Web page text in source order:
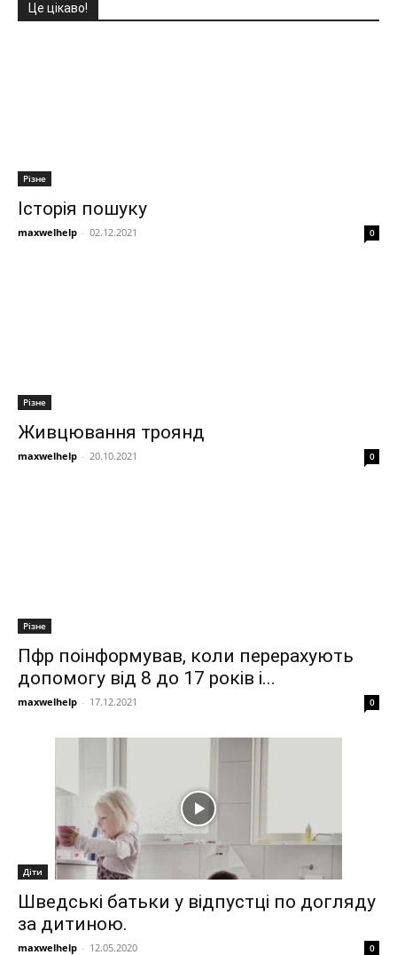
Це цікаво!
Різне
Історія пошуку
maxwelhelp - 02.12.2021 0
Різне
Живцювання троянд
maxwelhelp - 20.10.2021 0
Різне
Пфр поінформував, коли перерахують
допомогу від 8 до 17 років і...
maxwelhelp - 17.12.2021 0
Діти
Шведські батьки у відпустці по догляду
за дитиною.
maxwelhelp - 12.05.2020 0